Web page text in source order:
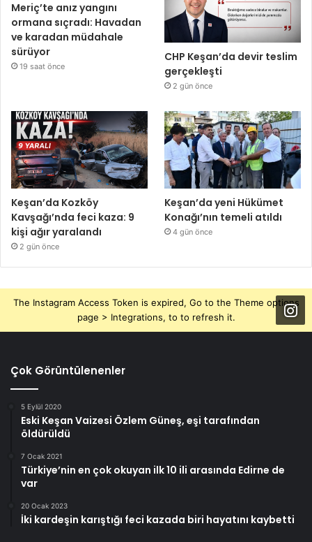
Meriç’te anız yangını
ormana sıçradı: Havadan
ve karadan müdahale
sürüyor
19 saat önce
CHP Keşan’da devir teslim
gerçekleşti
2 gün önce
Keşan’da Kozköy
Kavşağı’nda feci kaza: 9
kişi ağır yaralandı
2 gün önce
Keşan’da yeni Hükümet
Konağı’nın temeli atıldı
4 gün önce
The Instagram Access Token is expired, Go to the Theme options
page > Integrations, to to refresh it.
Çok Görüntülenenler
5 Eylül 2020
Eski Keşan Vaizesi Özlem Güneş, eşi tarafından
öldürüldü
7 Ocak 2021
Türkiye’nin en çok okuyan ilk 10 ili arasında Edirne de
var
20 Ocak 2023
İki kardeşin karıştığı feci kazada biri hayatını kaybetti